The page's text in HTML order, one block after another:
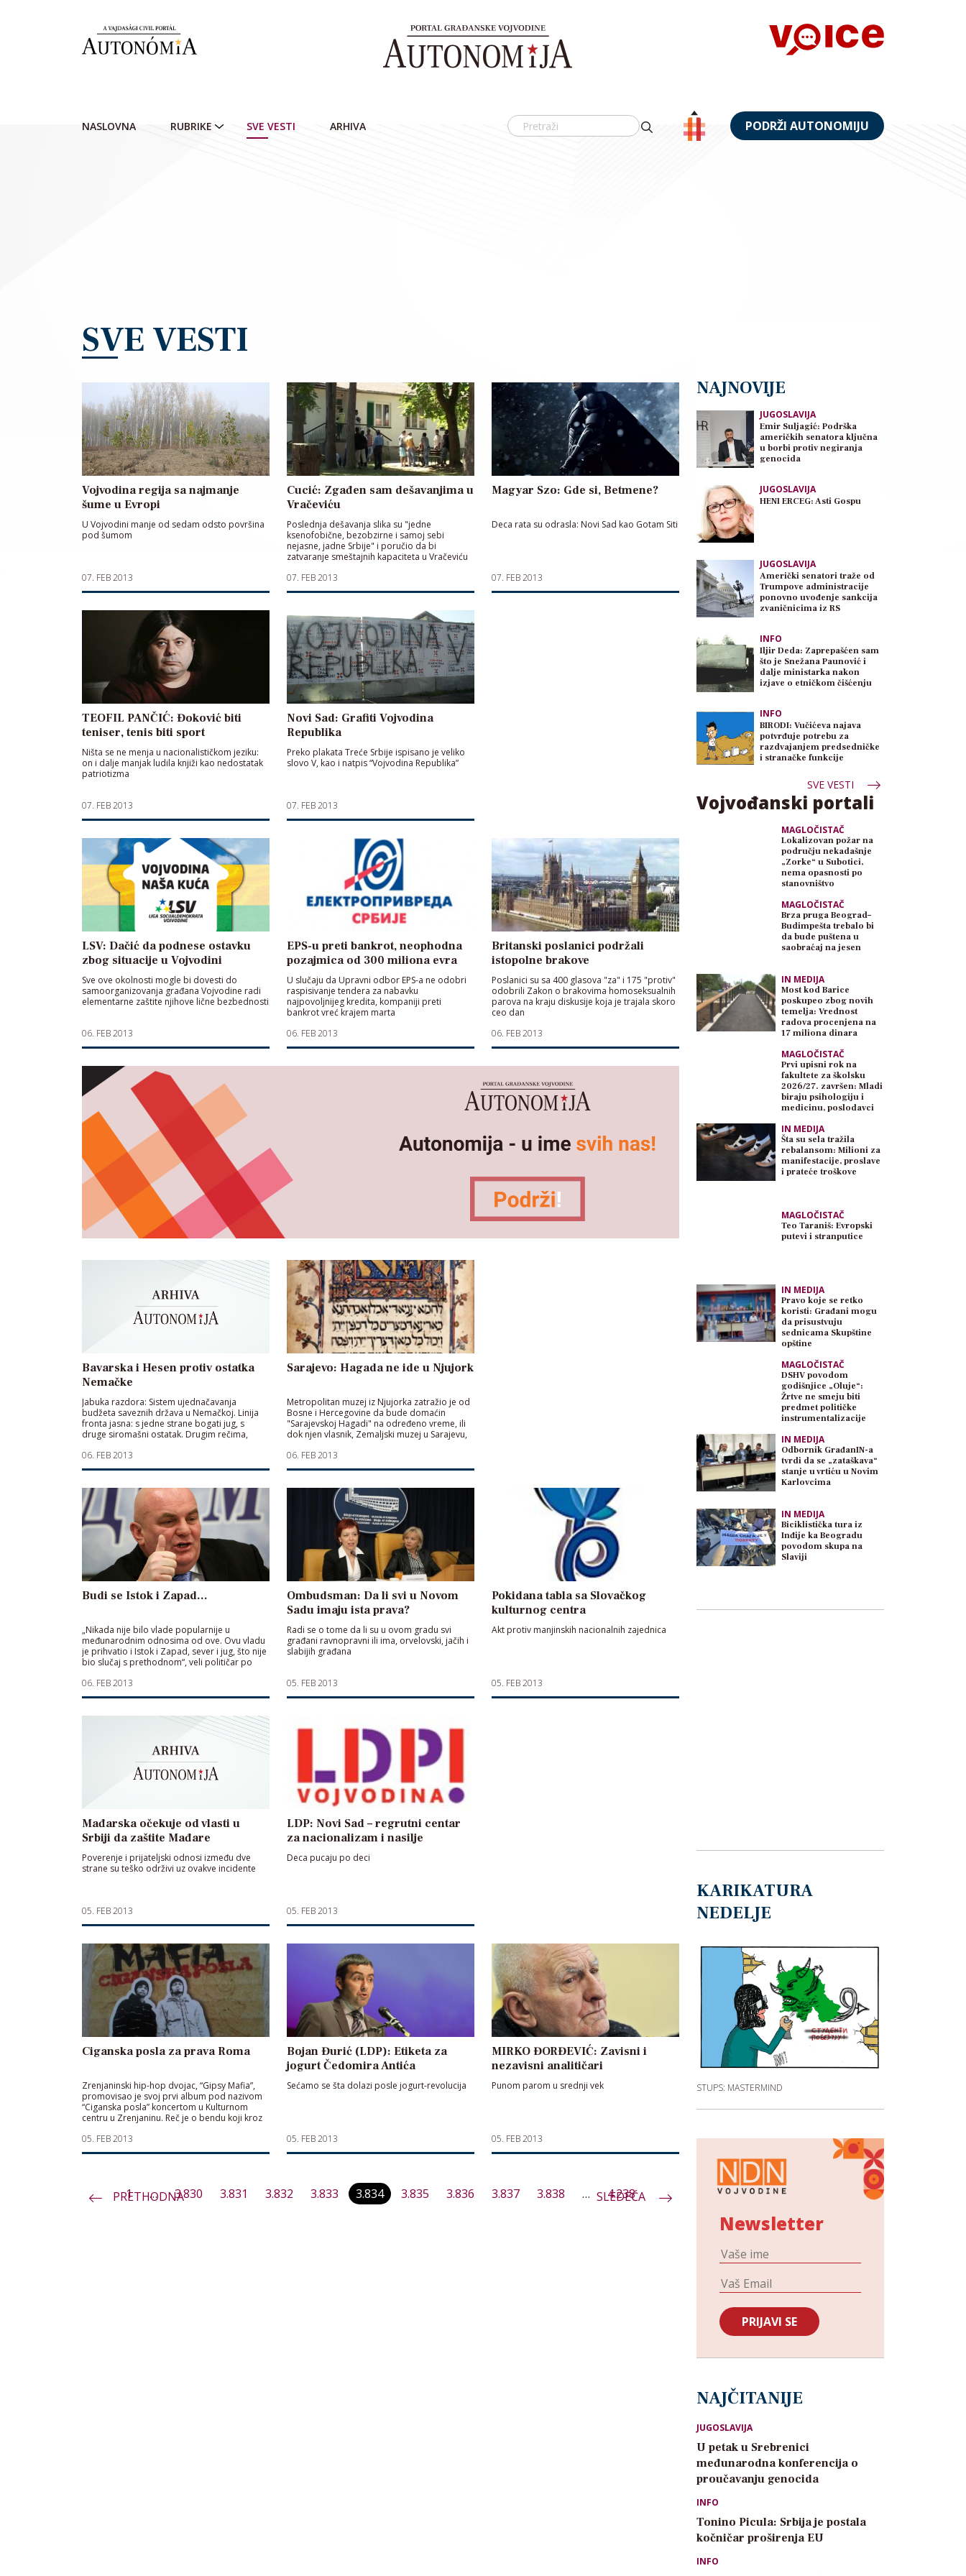
NASLOVNA RUBRIKE SVE VESTI ARHIVA PODRŽI AUTONOMIJU
SVE VESTI
Vojvodina regija sa najmanje
šume u Evropi
U Vojvodini manje od sedam odsto površina
pod šumom
07. FEB 2013
Cucić: Zgađen sam dešavanjima u
Vračeviću
Poslednja dešavanja slika su "jedne
ksenofobične, bezobzirne i samoj sebi
nejasne, jadne Srbije" i poručio da bi
zatvaranje smeštajnih kapaciteta u Vračeviću
07. FEB 2013
Magyar Szo: Gde si, Betmene?
Deca rata su odrasla: Novi Sad kao Gotam Siti
07. FEB 2013
TEOFIL PANČIĆ: Đoković biti
teniser, tenis biti sport
Ništa se ne menja u nacionalističkom jeziku:
on i dalje manjak ludila knjiži kao nedostatak
patriotizma
07. FEB 2013
Novi Sad: Grafiti Vojvodina
Republika
Preko plakata Treće Srbije ispisano je veliko
slovo V, kao i natpis “Vojvodina Republika”
07. FEB 2013
LSV: Dačić da podnese ostavku
zbog situacije u Vojvodini
Sve ove okolnosti mogle bi dovesti do
samoorganizovanja građana Vojvodine radi
elementarne zaštite njihove lične bezbednosti
06. FEB 2013
EPS-u preti bankrot, neophodna
pozajmica od 300 miliona evra
U slučaju da Upravni odbor EPS-a ne odobri
raspisivanje tendera za nabavku
najpovoljnijeg kredita, kompaniji preti
bankrot vreć krajem marta
06. FEB 2013
Britanski poslanici podržali
istopolne brakove
Poslanici su sa 400 glasova "za" i 175 "protiv"
odobrili Zakon o brakovima homoseksualnih
parova na kraju diskusije koja je trajala skoro
ceo dan
06. FEB 2013
Bavarska i Hesen protiv ostatka
Nemačke
Jabuka razdora: Sistem ujednačavanja
budžeta saveznih država u Nemačkoj. Linija
fronta jasna: s jedne strane bogati jug, s
druge siromašni ostatak. Drugim rečima,
06. FEB 2013
Sarajevo: Hagada ne ide u Njujork
Metropolitan muzej iz Njujorka zatražio je od
Bosne i Hercegovine da bude domaćin
"Sarajevskoj Hagadi" na određeno vreme, ili
dok njen vlasnik, Zemaljski muzej u Sarajevu,
06. FEB 2013
Budi se Istok i Zapad…
„Nikada nije bilo vlade popularnije u
međunarodnim odnosima od ove. Ovu vladu
je prihvatio i Istok i Zapad, sever i jug, što nije
bio slučaj s prethodnom“, veli političar po
06. FEB 2013
Ombudsman: Da li svi u Novom
Sadu imaju ista prava?
Radi se o tome da li su u ovom gradu svi
građani ravnopravni ili ima, orvelovski, jačih i
slabijih građana
05. FEB 2013
Pokidana tabla sa Slovačkog
kulturnog centra
Akt protiv manjinskih nacionalnih zajednica
05. FEB 2013
Mađarska očekuje od vlasti u
Srbiji da zaštite Mađare
Poverenje i prijateljski odnosi između dve
strane su teško održivi uz ovakve incidente
05. FEB 2013
LDP: Novi Sad – regrutni centar
za nacionalizam i nasilje
Deca pucaju po deci
05. FEB 2013
Ciganska posla za prava Roma
Zrenjaninski hip-hop dvojac, “Gipsy Mafia”,
promovisao je svoj prvi album pod nazivom
“Ciganska posla” koncertom u Kulturnom
centru u Zrenjaninu. Reč je o bendu koji kroz
fašizma
05. FEB 2013
Bojan Đurić (LDP): Etiketa za
jogurt Čedomira Antića
Sećamo se šta dolazi posle jogurt-revolucija
05. FEB 2013
MIRKO ĐORĐEVIĆ: Zavisni i
nezavisni analitičari
Punom parom u srednji vek
05. FEB 2013
Paginacija
PRETHODNA
1 … 3.830 3.831 3.832 3.833 3.834 3.835 3.836 3.837 3.838 … 4.238
SLEDEĆA
NAJNOVIJE
JUGOSLAVIJA
Emir Suljagić: Podrška
američkih senatora ključna
u borbi protiv negiranja
genocida
JUGOSLAVIJA
HENI ERCEG: Asti Gospu
JUGOSLAVIJA
Američki senatori traže od
Trumpove administracije
ponovno uvođenje sankcija
zvaničnicima iz RS
INFO
Iljir Deda: Zaprepašćen sam
što je Snežana Paunović i
dalje ministarka nakon
izjave o etničkom čišćenju
INFO
BIRODI: Vučićeva najava
potvrđuje potrebu za
razdvajanjem predsedničke
i stranačke funkcije
SVE VESTI
Vojvođanski portali
MAGLOČISTAČ
Lokalizovan požar na
području nekadašnje
„Zorke“ u Subotici,
nema opasnosti po
stanovništvo
MAGLOČISTAČ
Brza pruga Beograd–
Budimpešta trebalo bi
da bude puštena u
saobraćaj na jesen
IN MEDIJA
Most kod Barice
poskupeo zbog novih
temelja: Vrednost
radova procenjena na
17 miliona dinara
MAGLOČISTAČ
Prvi upisni rok na
fakultete za školsku
2026/27. završen: Mladi
biraju psihologiju i
medicinu, poslodavci
IN MEDIJA
Šta su sela tražila
rebalansom: Milioni za
manifestacije, proslave
i prateće troškove
MAGLOČISTAČ
Teo Taraniš: Evropski
putevi i stranputice
IN MEDIJA
Pravo koje se retko
koristi: Građani mogu
da prisustvuju
sednicama Skupštine
opštine
MAGLOČISTAČ
DSHV povodom
godišnjice „Oluje“:
Žrtve ne smeju biti
predmet političke
instrumentalizacije
IN MEDIJA
Odbornik GrađanIN-a
tvrdi da se „zataškava“
stanje u vrtiću u Novim
Karlovcima
IN MEDIJA
Biciklistička tura iz
Inđije ka Beogradu
povodom skupa na
Slaviji
KARIKATURA
NEDELJE
STUPS: MASTERMIND
Newsletter
NAJČITANIJE
JUGOSLAVIJA
U petak u Srebrenici
međunarodna konferencija o
proučavanju genocida
INFO
Tonino Picula: Srbija je postala
kočničar proširenja EU
INFO